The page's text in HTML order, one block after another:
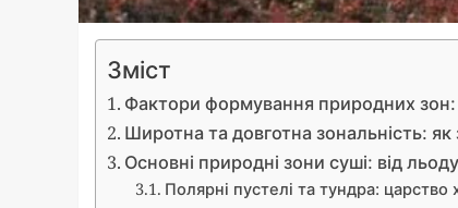
Зміст
Фактори формування природних
Широтна та довготна зональність:
Основні природні зони суші: від
Полярні пустелі та тундра: царство